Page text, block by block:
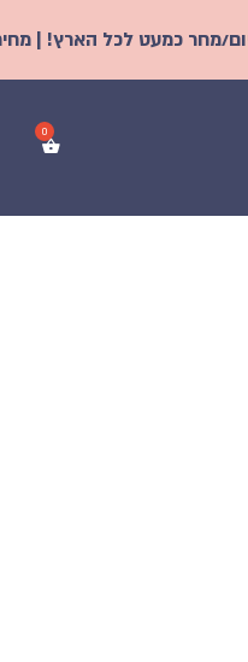
מיוחדים לחברות